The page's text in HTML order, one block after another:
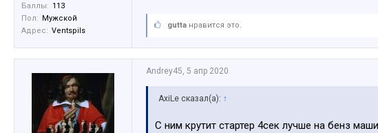
Баллы: 113
Пол:
Мужской
Адрес: Ventspils
gutta нравится это.
Andrey45, 5 апр 2020
AxiLe сказал(а): ↑
С ним крутит стартер 4сек лучше на бенз